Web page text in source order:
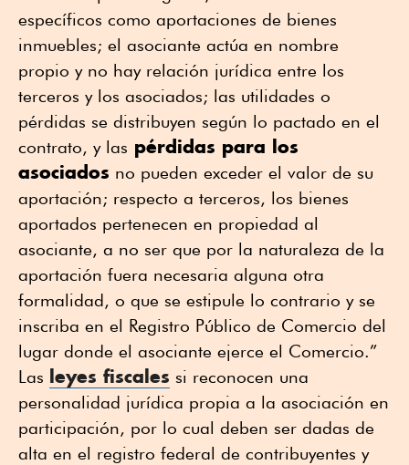
específicos como aportaciones de bienes
inmuebles; el asociante actúa en nombre
propio y no hay relación jurídica entre los
terceros y los asociados; las utilidades o
pérdidas se distribuyen según lo pactado en el
contrato, y las pérdidas para los
asociados no pueden exceder el valor de su
aportación; respecto a terceros, los bienes
aportados pertenecen en propiedad al
asociante, a no ser que por la naturaleza de la
aportación fuera necesaria alguna otra
formalidad, o que se estipule lo contrario y se
inscriba en el Registro Público de Comercio del
lugar donde el asociante ejerce el Comercio.”
Las leyes fiscales si reconocen una
personalidad jurídica propia a la asociación en
participación, por lo cual deben ser dadas de
alta en el registro federal de contribuyentes y